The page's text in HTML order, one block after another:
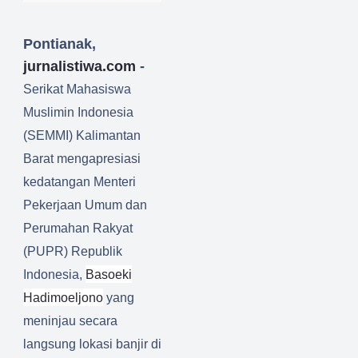
Pontianak,
jurnalistiwa.com -
Serikat Mahasiswa
Muslimin Indonesia
(SEMMI) Kalimantan
Barat mengapresiasi
kedatangan Menteri
Pekerjaan Umum dan
Perumahan Rakyat
(PUPR) Republik
Indonesia, Basoeki
Hadimoeljono yang
meninjau secara
langsung lokasi banjir di